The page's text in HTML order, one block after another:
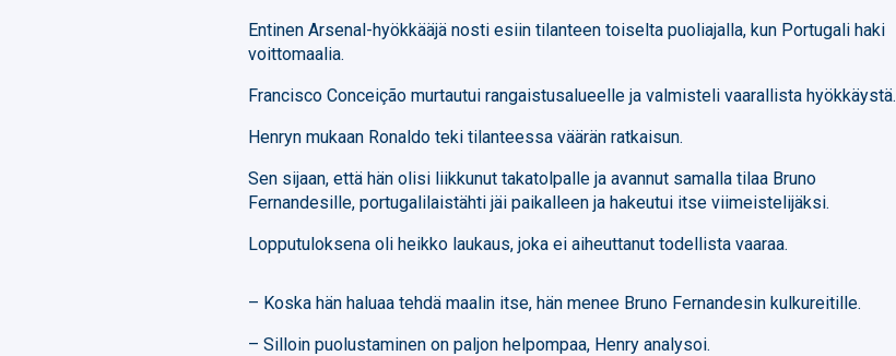
Entinen Arsenal-hyökkääjä nosti esiin tilanteen toiselta puoliajalla, kun Portugali haki
voittomaalia.
Francisco Conceição murtautui rangaistusalueelle ja valmisteli vaarallista hyökkäystä.
Henryn mukaan Ronaldo teki tilanteessa väärän ratkaisun.
Sen sijaan, että hän olisi liikkunut takatolpalle ja avannut samalla tilaa Bruno
Fernandesille, portugalilaistähti jäi paikalleen ja hakeutui itse viimeistelijäksi.
Lopputuloksena oli heikko laukaus, joka ei aiheuttanut todellista vaaraa.
– Koska hän haluaa tehdä maalin itse, hän menee Bruno Fernandesin kulkureitille.
– Silloin puolustaminen on paljon helpompaa, Henry analysoi.